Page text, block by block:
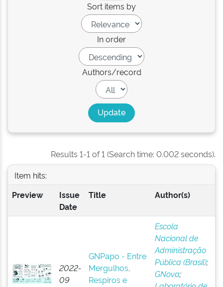
Sort items by
In order
Authors/record
Results 1-1 of 1 (Search time: 0.002 seconds).
Item hits:
Preview
Issue
Date
Title Author(s)
2022-
09
GNPapo - Entre
Mergulhos,
Respiros e
Escola
Nacional de
Administração
Pública (Brasil);
GNova;